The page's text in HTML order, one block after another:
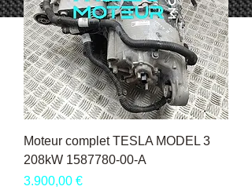
Moteur complet TESLA MODEL 3
208kW 1587780-00-A
Pris
3.900,00 €